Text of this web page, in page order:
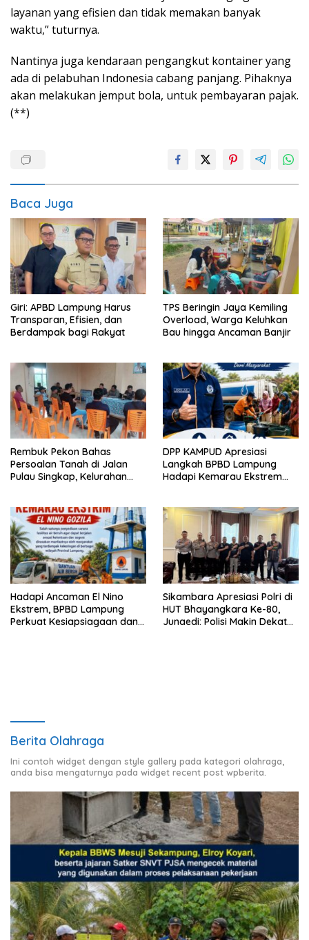
layanan yang efisien dan tidak memakan banyak
waktu,” tuturnya.
Nantinya juga kendaraan pengangkut kontainer yang
ada di pelabuhan Indonesia cabang panjang. Pihaknya
akan melakukan jemput bola, untuk pembayaran pajak.
(**)
Baca Juga
Giri: APBD Lampung Harus
Transparan, Efisien, dan
Berdampak bagi Rakyat
TPS Beringin Jaya Kemiling
Overload, Warga Keluhkan
Bau hingga Ancaman Banjir
Rembuk Pekon Bahas
Persoalan Tanah di Jalan
Pulau Singkap, Kelurahan
DPP KAMPUD Apresiasi
Langkah BPBD Lampung
Hadapi Kemarau Ekstrem
Hadapi Ancaman El Nino
Ekstrem, BPBD Lampung
Perkuat Kesiapsiagaan dan
Sikambara Apresiasi Polri di
HUT Bhayangkara Ke-80,
Junaedi: Polisi Makin Dekat
Berita Olahraga
Ini contoh widget dengan style gallery pada kategori olahraga,
anda bisa mengaturnya pada widget recent post wpberita.